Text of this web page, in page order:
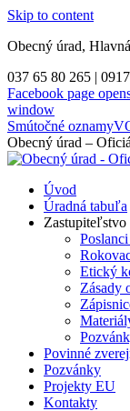
Skip to content
Obecný úrad,
037 65 80 265 |
Facebook page
window
Smútočné oznamy
Obecný úrad –
Úvod
Úradná tabuľa
Zastupiteľstvo
Etický
Zásady
Povinné
Pozvánky
Projekty EU
Kontakty